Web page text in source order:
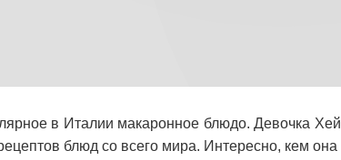
в Италии макаронное блюдо. Девочка
блюд со всего мира. Интересно, кем